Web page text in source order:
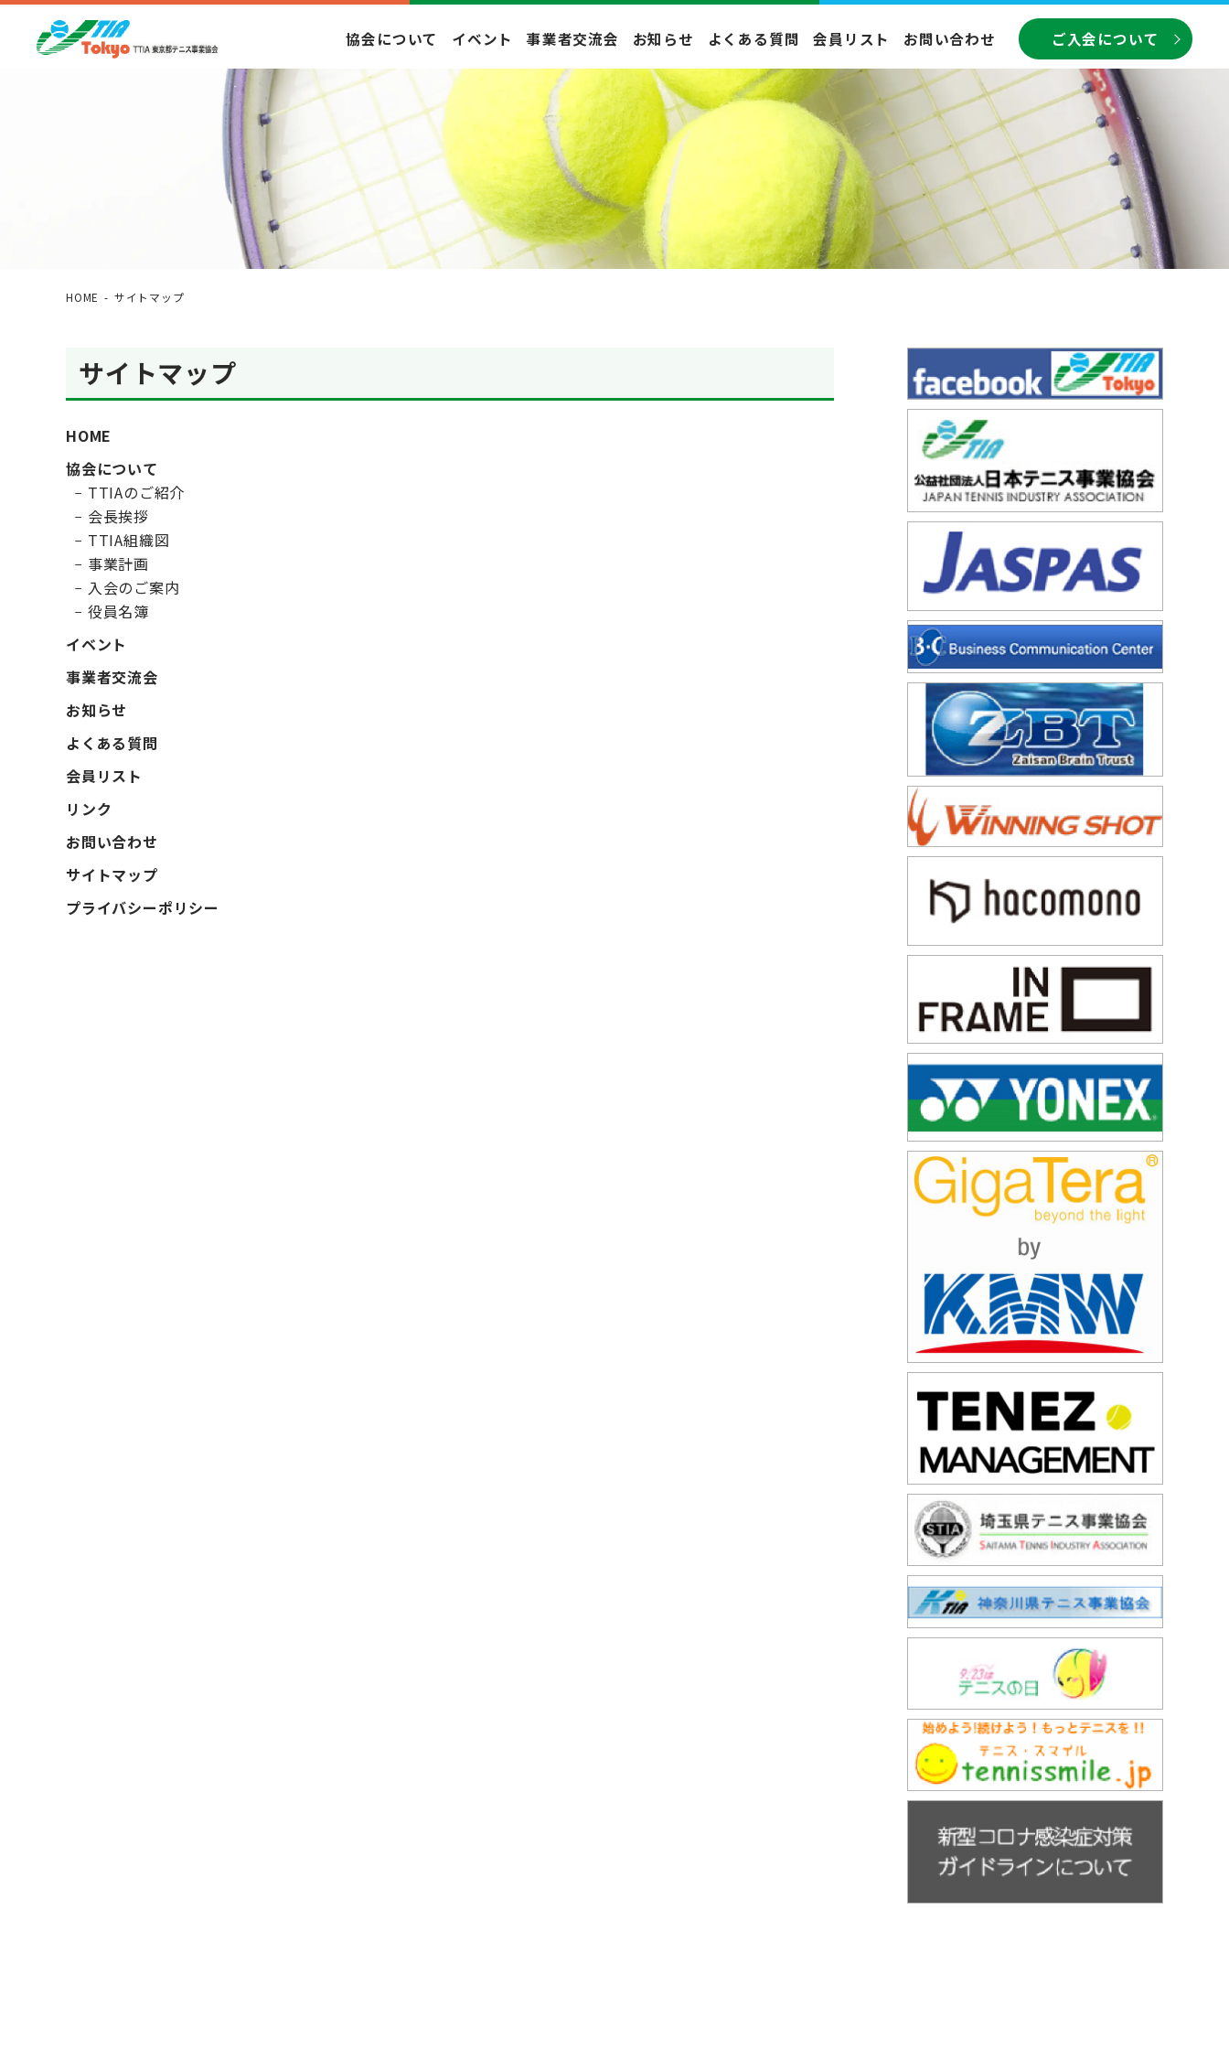
協会について イベント 事業者交流会 お知らせ よくある質問 会員リスト お問い合わせ ご入会について
HOME サイトマップ
サイトマップ
HOME
協会について
TTIAのご紹介
会長挨拶
TTIA組織図
事業計画
入会のご案内
役員名簿
イベント
事業者交流会
お知らせ
よくある質問
会員リスト
リンク
お問い合わせ
サイトマップ
プライバシーポリシー